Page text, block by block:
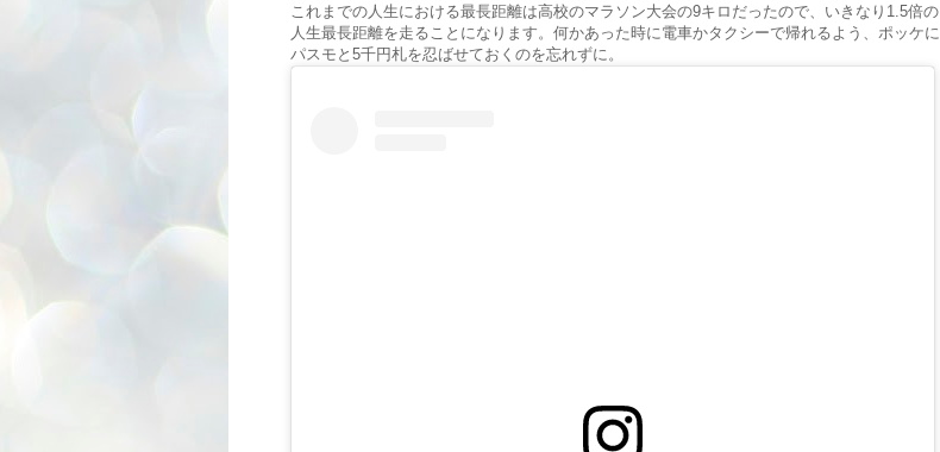
これまでの人生における最長距離は高校のマラソン大会の9キロだったので、いきなり1.5倍の
人生最長距離を走ることになります。何かあった時に電車かタクシーで帰れるよう、ポッケに
パスモと5千円札を忍ばせておくのを忘れずに。